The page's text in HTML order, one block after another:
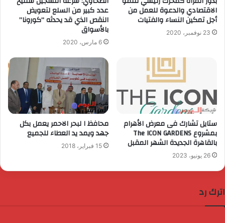
الاقتصادي والدعوة للعمل من
أجل تمكين النساء والفتيات
23 نوفمبر، 2020
عدد كبير من السلع لتعويض
النقص الذي قد يحدثه “كورونا”
بالأسواق
6 مارس، 2020
ستايل تشارك فى معرض الأهرام
بمشروع The ICON GARDENS
بالقاهرة الجديدة الشهر المقبل
26 يونيو، 2023
محافظ ا لبحر الاحمر يعمل بكل
جهد ويمد يد العطاء للجميع
15 فبراير، 2018
اترك رد